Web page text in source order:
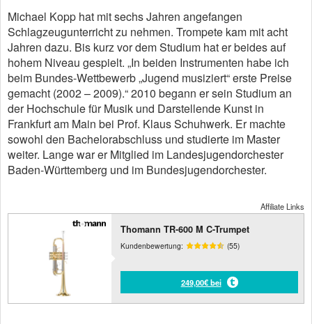
Michael Kopp hat mit sechs Jahren angefangen
Schlagzeugunterricht zu nehmen. Trompete kam mit acht
Jahren dazu. Bis kurz vor dem Studium hat er beides auf
hohem Niveau gespielt. „In beiden Instrumenten habe ich
beim Bundes-Wettbewerb „Jugend musiziert“ erste Preise
gemacht (2002 – 2009).“ 2010 begann er sein Studium an
der Hochschule für Musik und Darstellende Kunst in
Frankfurt am Main bei Prof. Klaus Schuhwerk. Er machte
sowohl den Bachelorabschluss und studierte im Master
weiter. Lange war er Mitglied im Landesjugendorchester
Baden-Württemberg und im Bundesjugendorchester.
Affiliate Links
Thomann TR-600 M C-Trumpet
Kundenbewertung: (55)
249,00€ bei